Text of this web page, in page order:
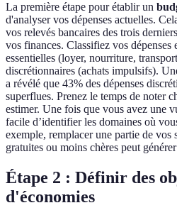
La première étape pour établir un
d'analyser vos dépenses actuelles.
vos relevés bancaires des trois
vos finances. Classifiez vos dépenses
essentielles (loyer, nourriture,
discrétionnaires (achats impulsifs).
a révélé que 43% des dépenses
superflues. Prenez le temps de noter
estimer. Une fois que vous avez une
facile d’identifier les domaines où
exemple, remplacer une partie de vos
gratuites ou moins chères peut
Étape 2 : Définir des
d'économies